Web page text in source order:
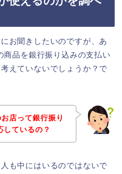
お聞きしたいのですが、あ
商品を銀行振り込みの支払い
えていないでしょうか？で
店って銀行振り
しているの？
も中にはいるのではないで